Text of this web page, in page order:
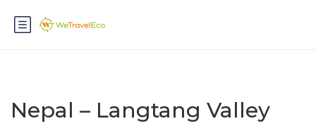
Nepal – Langtang Valley